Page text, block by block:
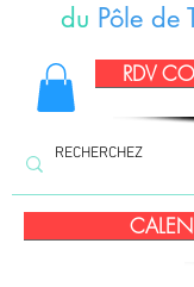
du Pôle de
RDV